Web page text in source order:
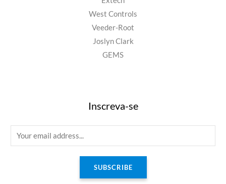
West Controls
Veeder-Root
Joslyn Clark
GEMS
Inscreva-se
m
SUBSCRIBE